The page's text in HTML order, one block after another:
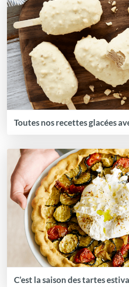
Toutes nos recettes glacées
C’est la saison des tartes